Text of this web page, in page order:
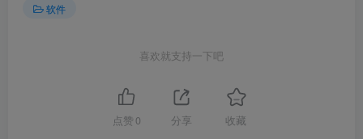
软件
喜欢就支持一下吧
点赞 0 分享 收藏